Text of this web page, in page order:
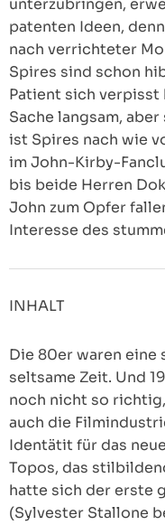
unterzubringen,
patenten Ideen,
nach verrichteter
Spires sind schon
Patient sich verpisst
Sache langsam,
ist Spires nach wie
im John-Kirby-
bis beide Herren
John zum Opfer
Interesse des
INHALT
Die 80er waren eine
seltsame Zeit. Und
noch nicht so
auch die
Identätit für das
Topos, das
hatte sich der erste
(Sylvester Stallone